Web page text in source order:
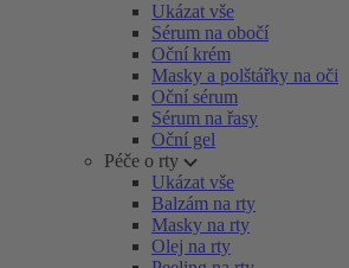
Ukázat vše
Sérum na obočí
Oční krém
Masky a polštářky na oči
Oční sérum
Sérum na řasy
Oční gel
Péče o rty
Ukázat vše
Balzám na rty
Masky na rty
Olej na rty